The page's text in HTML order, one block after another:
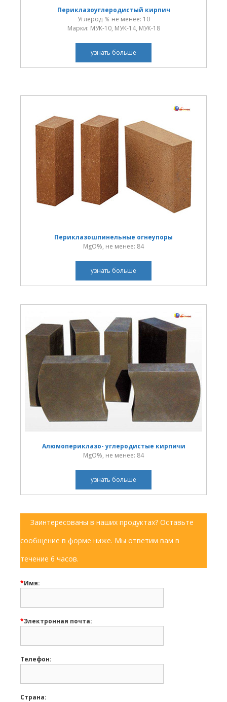
Периклазоуглеродистый кирпич
Углерод ％ не менее: 10
Марки: МУК-10, МУК-14, МУК-18
узнать больше
Периклазошпинельные огнеупоры
MgO%, не менее: 84
узнать больше
Алюмопериклазо- углеродистые кирпичи
MgO%, не менее: 84
узнать больше
Заинтересованы в наших продуктах? Оставьте
сообщение в форме ниже. Мы ответим вам в
течение 6 часов.
*Имя:
*Электронная почта:
Телефон:
Страна: